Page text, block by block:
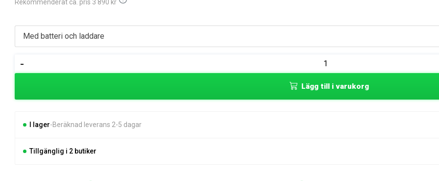
ursprungliga
priset
var:
3
nuvarande
priset
är:
3
Rekommenderat ca. pris 3 890 kr
-
215iL
Lägg till i varukorg
I lager Beräknad leverans 2-5 dagar
Tillgänglig i 2 butiker